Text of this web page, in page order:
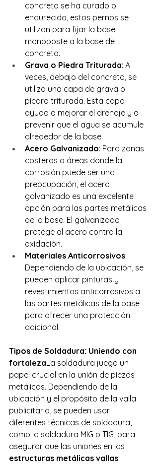
concreto se ha curado o
endurecido, estos pernos se
utilizan para fijar la base
monoposte a la base de
concreto.
Grava o Piedra Triturada: A
veces, debajo del concreto, se
utiliza una capa de grava o
piedra triturada. Esta capa
ayuda a mejorar el drenaje y a
prevenir que el agua se acumule
alrededor de la base.
Acero Galvanizado: Para zonas
costeras o áreas donde la
corrosión puede ser una
preocupación, el acero
galvanizado es una excelente
opción para las partes metálicas
de la base. El galvanizado
protege al acero contra la
oxidación.
Materiales Anticorrosivos:
Dependiendo de la ubicación, se
pueden aplicar pinturas y
revestimientos anticorrosivos a
las partes metálicas de la base
para ofrecer una protección
adicional.
Tipos de Soldadura: Uniendo con
fortalezaLa soldadura juega un
papel crucial en la unión de piezas
metálicas. Dependiendo de la
ubicación y el propósito de la valla
publicitaria, se pueden usar
diferentes técnicas de soldadura,
como la soldadura MIG o TIG, para
asegurar que las uniones en las
estructuras metálicas vallas